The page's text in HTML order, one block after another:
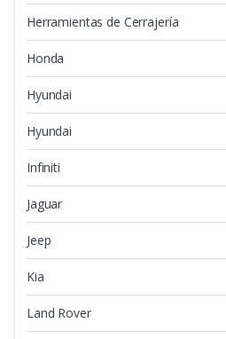
Herramientas de Cerrajería
Honda
Hyundai
Hyundai
Infiniti
Jaguar
Jeep
Kia
Land Rover